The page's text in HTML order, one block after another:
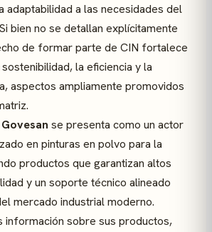
adaptabilidad a las necesidades del
bien no se detallan explícitamente
de formar parte de CIN fortalece
la eficiencia y la
aspectos ampliamente promovidos
se presenta como un actor
en pinturas en polvo para la
productos que garantizan altos
y un soporte técnico alineado
mercado industrial moderno.
información sobre sus productos,